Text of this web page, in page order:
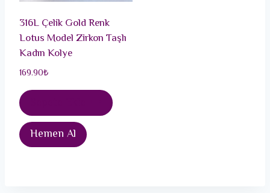
316L Çelik Gold Renk
Lotus Model Zirkon Taşlı
Kadın Kolye
169.90₺
Hemen Al